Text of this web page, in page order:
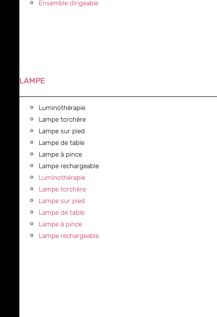
Ensemble dirigeable
LAMPE
Luminothérapie
Lampe torchère
Lampe sur pied
Lampe de table
Lampe à pince
Lampe rechargeable
Luminothérapie
Lampe torchère
Lampe sur pied
Lampe de table
Lampe à pince
Lampe rechargeable